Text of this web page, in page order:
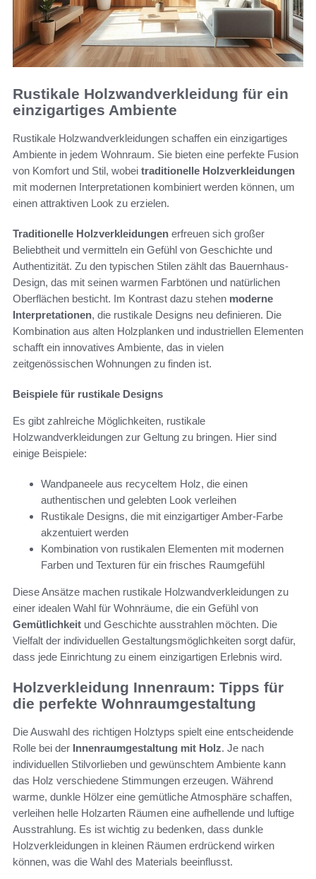
Rustikale Holzwandverkleidung für ein
einzigartiges Ambiente
Rustikale Holzwandverkleidungen schaffen ein einzigartiges
Ambiente in jedem Wohnraum. Sie bieten eine perfekte Fusion
von Komfort und Stil, wobei traditionelle Holzverkleidungen
mit modernen Interpretationen kombiniert werden können, um
einen attraktiven Look zu erzielen.
Traditionelle Holzverkleidungen erfreuen sich großer
Beliebtheit und vermitteln ein Gefühl von Geschichte und
Authentizität. Zu den typischen Stilen zählt das Bauernhaus-
Design, das mit seinen warmen Farbtönen und natürlichen
Oberflächen besticht. Im Kontrast dazu stehen moderne
Interpretationen, die rustikale Designs neu definieren. Die
Kombination aus alten Holzplanken und industriellen Elementen
schafft ein innovatives Ambiente, das in vielen
zeitgenössischen Wohnungen zu finden ist.
Beispiele für rustikale Designs
Es gibt zahlreiche Möglichkeiten, rustikale
Holzwandverkleidungen zur Geltung zu bringen. Hier sind
einige Beispiele:
Wandpaneele aus recyceltem Holz, die einen
authentischen und gelebten Look verleihen
Rustikale Designs, die mit einzigartiger Amber-Farbe
akzentuiert werden
Kombination von rustikalen Elementen mit modernen
Farben und Texturen für ein frisches Raumgefühl
Diese Ansätze machen rustikale Holzwandverkleidungen zu
einer idealen Wahl für Wohnräume, die ein Gefühl von
Gemütlichkeit und Geschichte ausstrahlen möchten. Die
Vielfalt der individuellen Gestaltungsmöglichkeiten sorgt dafür,
dass jede Einrichtung zu einem einzigartigen Erlebnis wird.
Holzverkleidung Innenraum: Tipps für
die perfekte Wohnraumgestaltung
Die Auswahl des richtigen Holztyps spielt eine entscheidende
Rolle bei der Innenraumgestaltung mit Holz. Je nach
individuellen Stilvorlieben und gewünschtem Ambiente kann
das Holz verschiedene Stimmungen erzeugen. Während
warme, dunkle Hölzer eine gemütliche Atmosphäre schaffen,
verleihen helle Holzarten Räumen eine aufhellende und luftige
Ausstrahlung. Es ist wichtig zu bedenken, dass dunkle
Holzverkleidungen in kleinen Räumen erdrückend wirken
können, was die Wahl des Materials beeinflusst.